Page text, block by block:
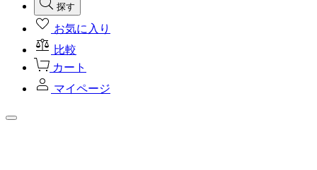
探す
お気に入り
比較
カート
マイページ